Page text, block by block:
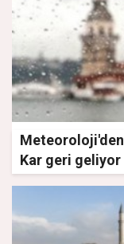
Meteoroloji'den
Kar geri geliyor